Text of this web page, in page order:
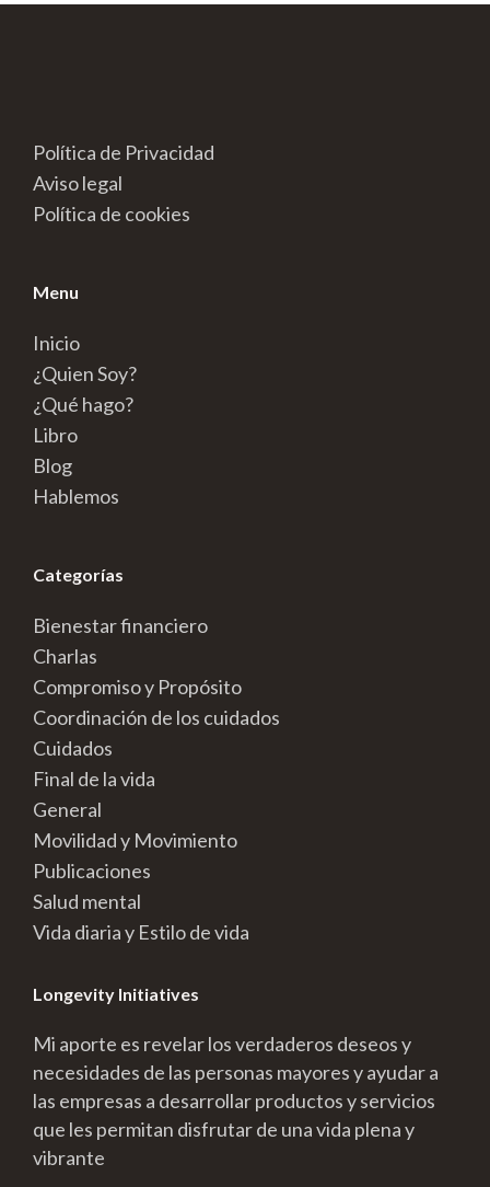
Política de Privacidad
Aviso legal
Política de cookies
Menu
Inicio
¿Quien Soy?
¿Qué hago?
Libro
Blog
Hablemos
Categorías
Bienestar financiero
Charlas
Compromiso y Propósito
Coordinación de los cuidados
Cuidados
Final de la vida
General
Movilidad y Movimiento
Publicaciones
Salud mental
Vida diaria y Estilo de vida
Longevity Initiatives
Mi aporte es revelar los verdaderos deseos y
necesidades de las personas mayores y ayudar a
las empresas a desarrollar productos y servicios
que les permitan disfrutar de una vida plena y
vibrante